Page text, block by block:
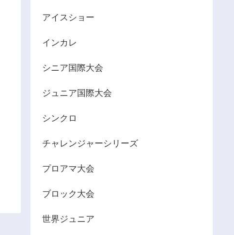
アイスショー
インカレ
シニア国際大会
ジュニア国際大会
シンクロ
チャレンジャーシリーズ
プロアマ大会
ブロック大会
世界ジュニア